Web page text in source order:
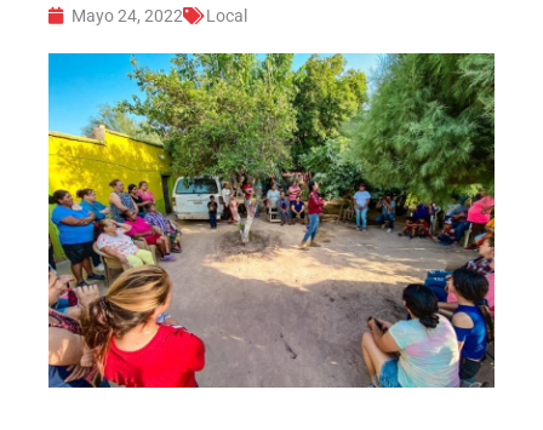
Mayo 24, 2022 Local